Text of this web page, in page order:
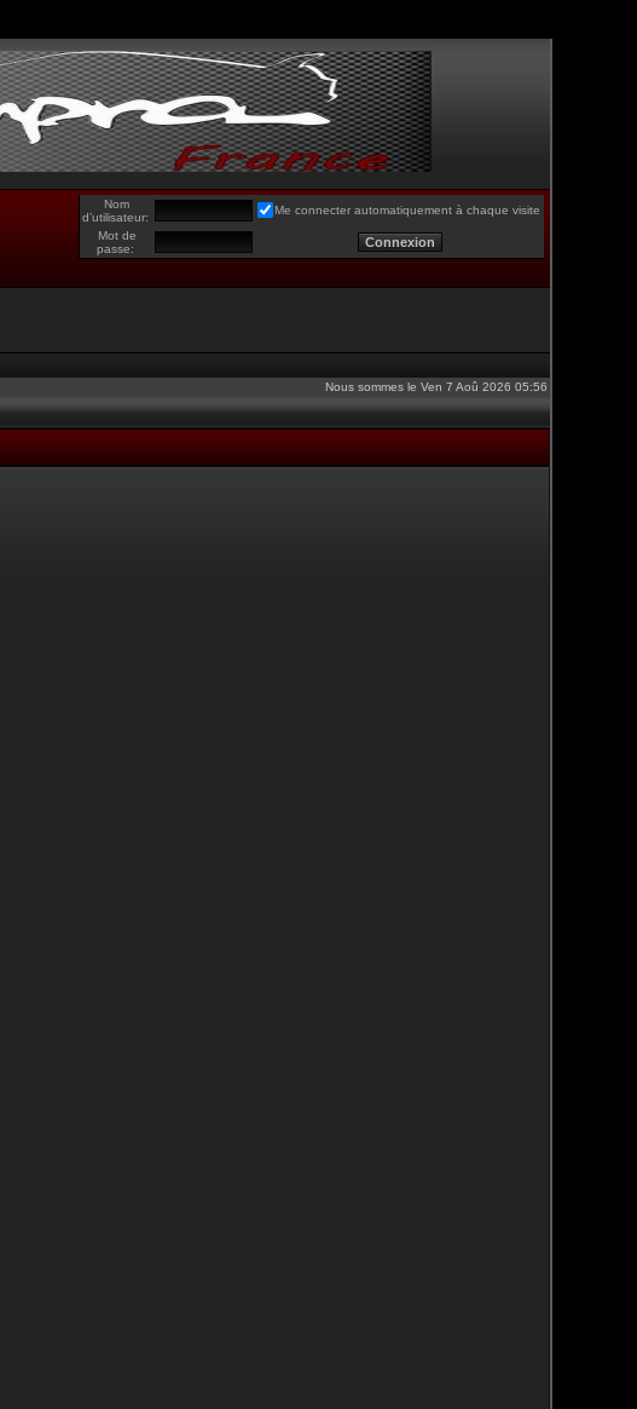
Nom
d’utilisateur:
Me connecter automatiquement à chaque visite
Mot de
passe:
Nous sommes le Ven 7 Aoû 2026 05:56